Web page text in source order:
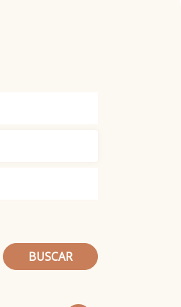
BUSCAR